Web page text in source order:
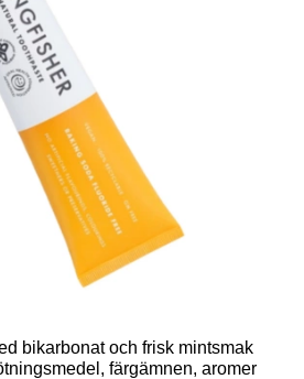
bikarbonat och frisk mintsmak
färgämnen, aromer